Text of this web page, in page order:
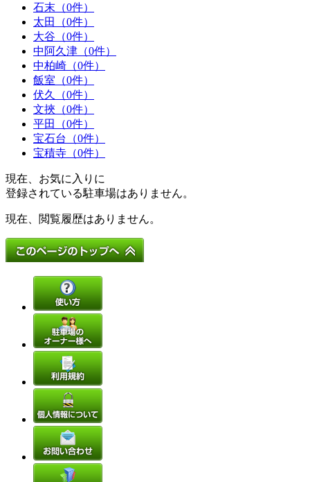
石末（0件）
太田（0件）
大谷（0件）
中阿久津（0件）
中柏崎（0件）
飯室（0件）
伏久（0件）
文挾（0件）
平田（0件）
宝石台（0件）
宝積寺（0件）
現在、お気に入りに
登録されている駐車場はありません。
現在、閲覧履歴はありません。